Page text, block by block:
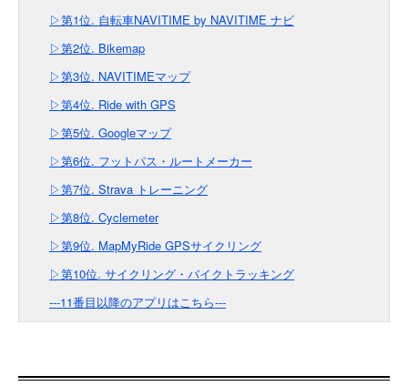
▷第1位. 自転車NAVITIME by NAVITIME ナビ
▷第2位. Bikemap
▷第3位. NAVITIMEマップ
▷第4位. Ride with GPS
▷第5位. Googleマップ
▷第6位. フットパス・ルートメーカー
▷第7位. Strava トレーニング
▷第8位. Cyclemeter
▷第9位. MapMyRide GPSサイクリング
▷第10位. サイクリング・バイクトラッキング
---11番目以降のアプリはこちら---